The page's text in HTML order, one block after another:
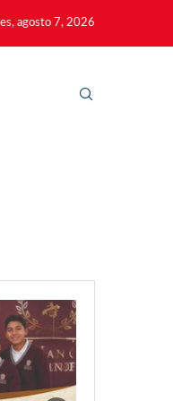
agosto 7, 2026